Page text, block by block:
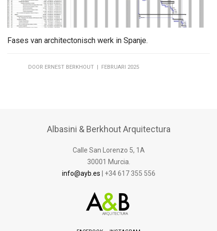
Fases van architectonisch werk in Spanje.
DOOR ERNEST BERKHOUT | FEBRUARI 2025
Albasini & Berkhout Arquitectura
Calle San Lorenzo 5, 1A
30001 Murcia.
info@ayb.es | +34 617 355 556